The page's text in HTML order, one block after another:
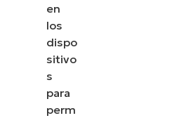
en
los
dispo
sitivo
s
para
perm